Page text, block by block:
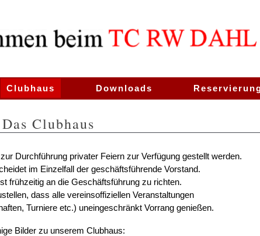
Clubhaus Downloads
Das Clubhaus
Durchführung privater Feiern zur Verfügung gestellt werden.
im Einzelfall der geschäftsführende Vorstand.
frühzeitig an die Geschäftsführung zu richten.
dass alle vereinsoffiziellen Veranstaltungen
Turniere etc.) uneingeschränkt Vorrang genießen.
Bilder zu unserem Clubhaus: